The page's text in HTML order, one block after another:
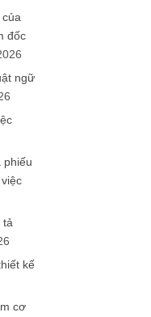
đốc
ngữ
phiếu
tả
kế
cơ